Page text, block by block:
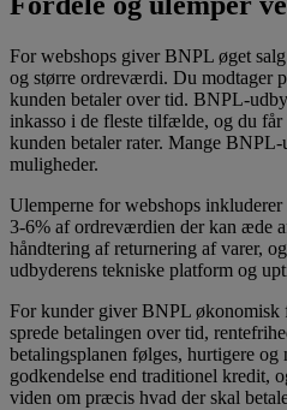
For webshops giver BNPL øget
og større ordreværdi. Du modtager
kunden betaler over tid. BNPL-
inkasso i de fleste tilfælde, og du
kunden betaler rater. Mange
muligheder.
Ulemperne for webshops
3-6% af ordreværdien der kan æde
håndtering af returnering af varer,
udbyderens tekniske platform og
For kunder giver BNPL
sprede betalingen over tid,
betalingsplanen følges, hurtigere og
godkendelse end traditionel kredit,
viden om præcis hvad der skal